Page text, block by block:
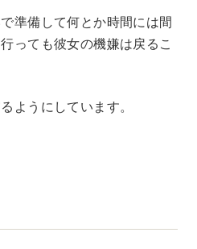
準備して何とか時間には間
っても彼女の機嫌は戻るこ
ようにしています。